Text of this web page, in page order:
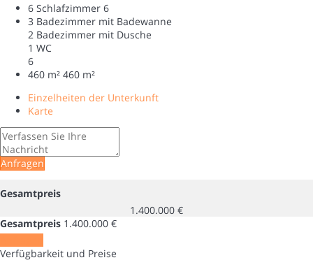
6 Schlafzimmer 6
3 Badezimmer mit Badewanne
2 Badezimmer mit Dusche
1 WC
6
460 m² 460 m²
Einzelheiten der Unterkunft
Karte
Anfragen
Gesamtpreis
1.400.000 €
Gesamtpreis 1.400.000 €
Verfügbarkeit und Preise